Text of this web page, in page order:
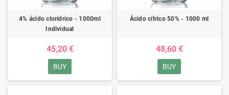
4% ácido clorídrico - 1000ml
Individual
45,20 €
BUY
Ácido cítrico 50% - 1000 ml
48,60 €
BUY